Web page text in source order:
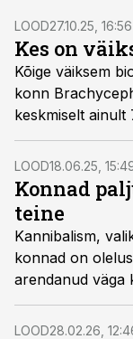
LOOD27.10.25, 16:56
Kes on
Kõige väiksem
konn
keskmiselt ainult
LOOD18.06.25,
Konnad
teine
Kannibalism,
konnad on
arendanud väga
Hüppa koos
LOOD28.02.26,